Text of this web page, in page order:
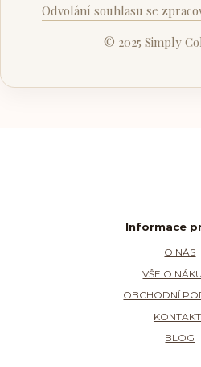
Odvolání souhlasu se
© 2025 Simply
Informace
O NÁS
VŠE O
OBCHODNÍ
BLOG